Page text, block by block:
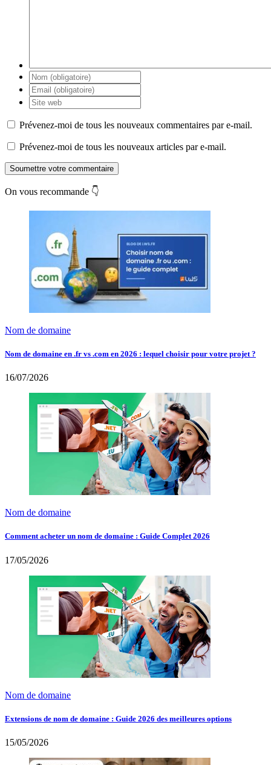
Prévenez-moi de tous les nouveaux commentaires par e-mail.
Prévenez-moi de tous les nouveaux articles par e-mail.
Soumettre votre commentaire
On vous recommande 👇
Nom de domaine
Nom de domaine en .fr vs .com en 2026 : lequel choisir pour votre projet ?
16/07/2026
Nom de domaine
Comment acheter un nom de domaine : Guide Complet 2026
17/05/2026
Nom de domaine
Extensions de nom de domaine : Guide 2026 des meilleures options
15/05/2026